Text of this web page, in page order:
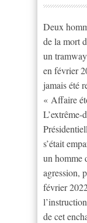
Deux
de la mort
un
en février
jamais été
« Affaire
L’extrême-
s’était
un homme
agression,
février
de cet